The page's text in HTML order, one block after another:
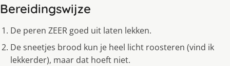
Bereidingswijze
De peren ZEER goed uit laten lekken.
De sneetjes brood kun je heel licht roosteren (vind ik
lekkerder), maar dat hoeft niet.